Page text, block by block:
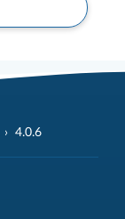
4.0.6